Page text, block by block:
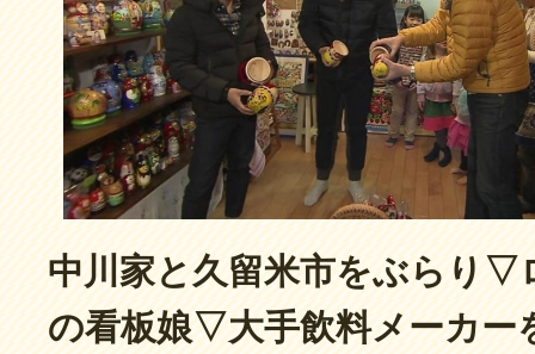
中川家と久留米市をぶらり▽
の看板娘▽大手飲料メーカー